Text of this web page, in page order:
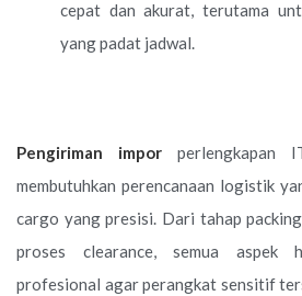
cepat dan akurat, terutama
yang padat jadwal.
Pengiriman impor perlengkapan
membutuhkan perencanaan logistik
cargo yang presisi. Dari tahap
proses clearance, semua aspek
profesional agar perangkat sensitif